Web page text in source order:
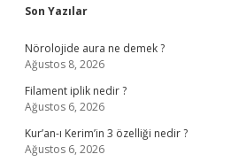
Sidebar
Son Yazılar
Nörolojide aura ne demek ?
Ağustos 8, 2026
Filament iplik nedir ?
Ağustos 6, 2026
Kur’an-ı Kerim’in 3 özelliği nedir ?
Ağustos 6, 2026